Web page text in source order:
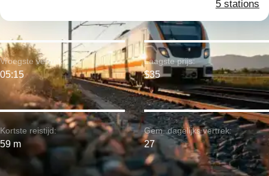
5 stations
Kortste reistijd:
59 m
Vroegste vertrek:
05:15
Laagste prijs:
$35
Gem. dagelijks vertrek:
27